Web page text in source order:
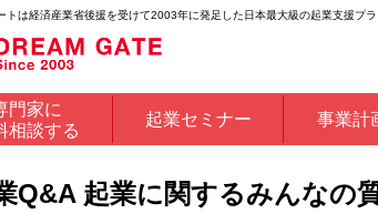
トは経済産業省後援を受けて2003年に発足した日本最大級の起業支援プ
門家に
相談する
起業セミナー 事業計
Q&A 起業に関するみんなの